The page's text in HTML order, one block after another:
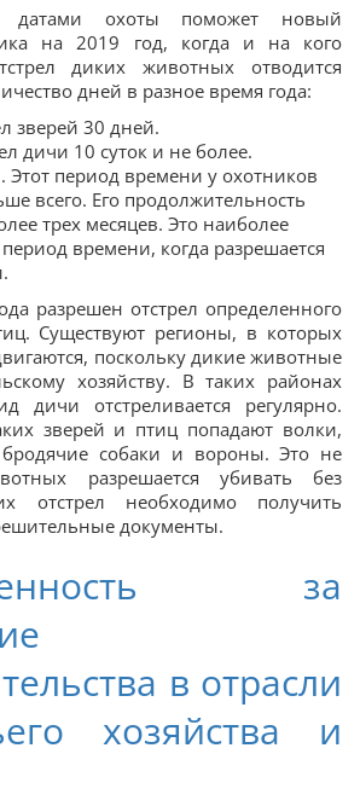
датами охоты поможет новый
на 2019 год, когда и на кого
диких животных отводится
дней в разное время года:
зверей 30 дней.
дичи 10 суток и не более.
Этот период времени у охотников
всего. Его продолжительность
трех месяцев. Это наиболее
времени, когда разрешается
разрешен отстрел определенного
Существуют регионы, в которых
поскольку дикие животные
хозяйству. В таких районах
дичи отстреливается регулярно.
зверей и птиц попадают волки,
собаки и вороны. Это не
разрешается убивать без
отстрел необходимо получить
документы.
за
в отрасли
хозяйства и